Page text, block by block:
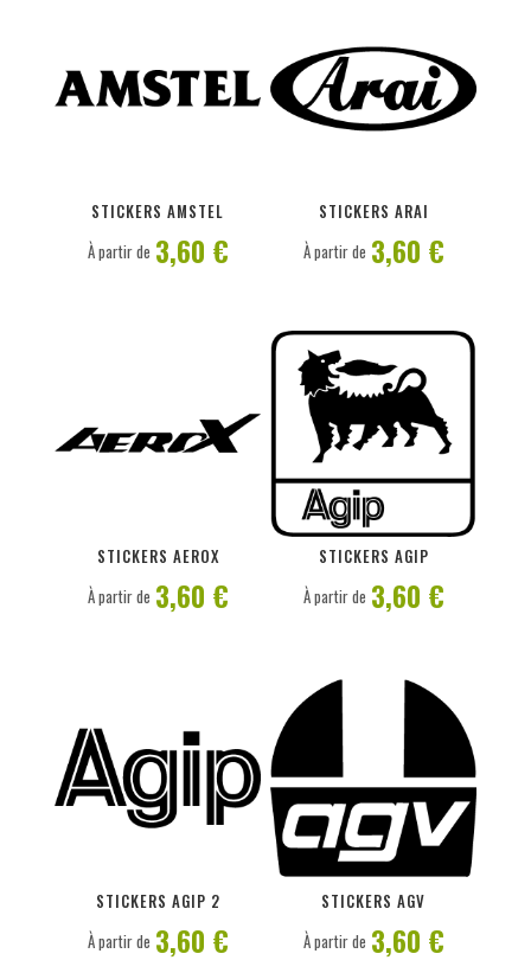
STICKERS AMSTEL
À partir de 3,60 €
STICKERS ARAI
À partir de 3,60 €
STICKERS AEROX
À partir de 3,60 €
STICKERS AGIP
PERSONNALISER
À partir de 3,60 €
STICKERS AGIP 2
À partir de 3,60 €
STICKERS AGV
PERSONNALISER
À partir de 3,60 €